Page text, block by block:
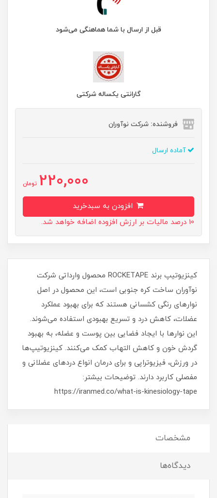
قبل از ارسال با شما هماهنگی می‌شود
گارانتی یکساله شرکتی
فروشنده: شرکت نوآوران
آماده ارسال
220,000 تومان
10 درصد مالیات بر ارزش افزوده اضافه خواهد شد.
کینزیوتیپ برند ROCKETAPE محصول وارداتی شرکت
نوآوران ساخت کره جنوبی است، این محصول در اصل
نوارهای رنگی کشسانی هستند که برای بهبود عملکرد
عضلات، کاهش درد و تسریع بهبودی استفاده می‌شوند.
این نوارها با ایجاد فضایی بین پوست و عضله، به بهبود
گردش خون و کاهش التهاب کمک می‌کنند. کینزیوتیپ‌ها
در ورزش، فیزیوتراپی و برای درمان انواع دردهای عضلانی و
مفصلی کاربرد دارند. توضیحات بیشتر:
https://iranmed.co/what-is-kinesiology-tape
مشخصات
دیدگاه‌ها